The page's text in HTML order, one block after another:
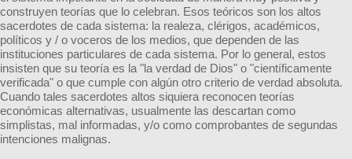
construyen teorías que lo celebran. Esos teóricos son los altos
sacerdotes de cada sistema: la realeza, clérigos, académicos,
políticos y / o voceros de los medios, que dependen de las
instituciones particulares de cada sistema. Por lo general, estos
insisten que su teoría es la "la verdad de Dios" o "científicamente
verificada" o que cumple con algún otro criterio de verdad absoluta.
Cuando tales sacerdotes altos siquiera reconocen teorías
económicas alternativas, usualmente las descartan como
simplistas, mal informadas, y/o como comprobantes de segundas
intenciones malignas.